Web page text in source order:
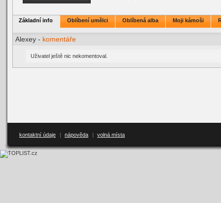
Základní info Oblíbení umělci Oblíbená alba Moji kámoši
Alexey - komentáře
Uživatel ještě nic nekomentoval.
kontaktní údaje | nápověda | volná místa